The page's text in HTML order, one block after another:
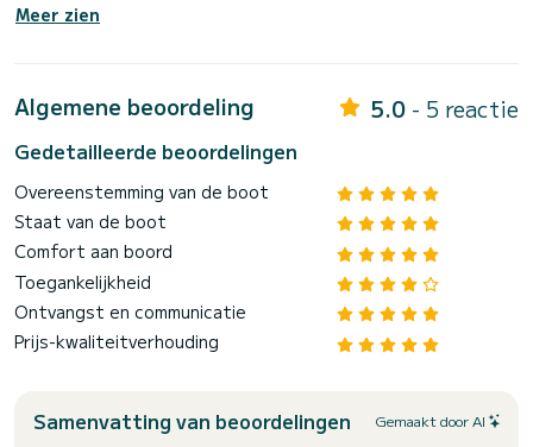
Meer zien
Algemene beoordeling 5.0 - 5 reactie
Gedetailleerde beoordelingen
Overeenstemming van de boot
Staat van de boot
Comfort aan boord
Toegankelijkheid
Ontvangst en communicatie
Prijs-kwaliteitverhouding
Samenvatting van beoordelingen Gemaakt door AI